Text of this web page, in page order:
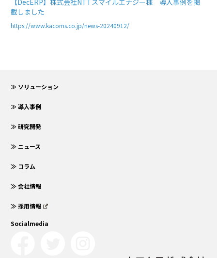
【DecERP】株式会社NTTスマイルエナジー様 導入事例を掲
載しました
https://www.kacoms.co.jp/news-20240912/
≫ ソリューション
≫ 導入事例
≫ 研究開発
≫ ニュース
≫ コラム
≫ 会社情報
≫ 採用情報
Socialmedia